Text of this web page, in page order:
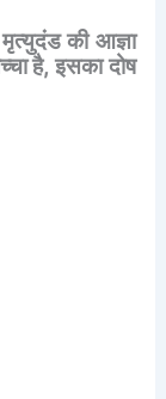
मृत्युदंड की आज्ञा
है,इसका दोष